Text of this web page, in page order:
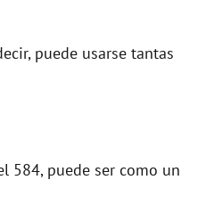
puede usarse tantas
584, puede ser como un